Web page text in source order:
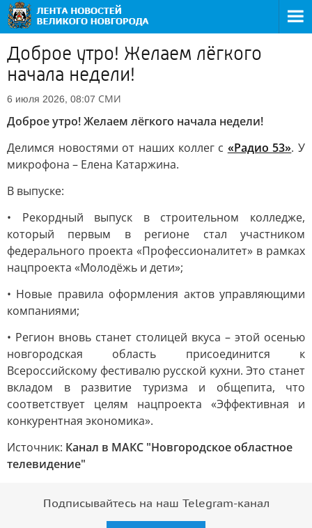
Доброе утро! Желаем лёгкого
начала недели!
6 июля 2026, 08:07 СМИ
Доброе утро! Желаем лёгкого начала недели!
Делимся новостями от наших коллег с «Радио 53». У
микрофона – Елена Катаржина.
В выпуске:
• Рекордный выпуск в строительном колледже,
который первым в регионе стал участником
федерального проекта «Профессионалитет» в рамках
нацпроекта «Молодёжь и дети»;
• Новые правила оформления актов управляющими
компаниями;
• Регион вновь станет столицей вкуса – этой осенью
новгородская область присоединится к
Всероссийскому фестивалю русской кухни. Это станет
вкладом в развитие туризма и общепита, что
соответствует целям нацпроекта «Эффективная и
конкурентная экономика».
Источник: Канал в МАКС "Новгородское областное
телевидение"
Подписывайтесь на наш Telegram-канал